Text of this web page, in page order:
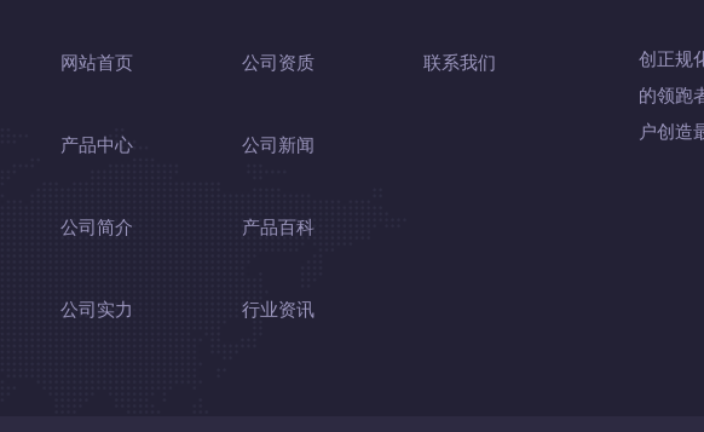
网站首页
产品中心
公司简介
公司实力
公司资质
公司新闻
产品百科
行业资讯
联系我们
创正规
的领跑
户创造